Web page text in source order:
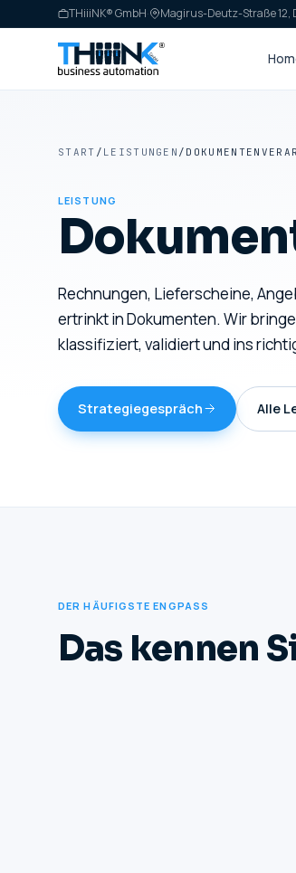
THiiiNK® GmbH· Magirus-Deutz-Straße 12,
START / LEISTUNGEN /
LEISTUNG
Rechnungen, Lieferscheine,
ertrinkt in Dokumenten. Wir
klassifiziert, validiert und ins
Strategiegespräch Alle
DER HÄUFIGSTE ENGPASS
Das kennen